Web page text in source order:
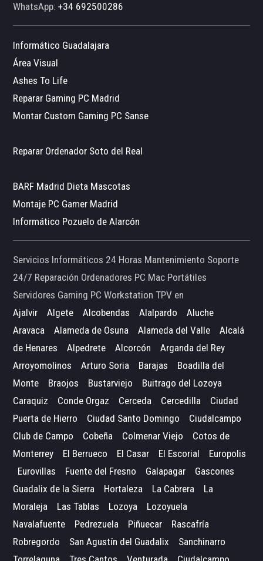
WhatsApp:+34 692500286
Informático Guadalajara
Área Visual
Ashes To Life
Reparar Gaming PC Madrid
Montar Custom Gaming PC Sanse
Reparar Ordenador Soto del Real
BARF Madrid Dieta Mascotas
Montaje PC Gamer Madrid
Informático Pozuelo de Alarcón
Servicios Informáticos 24 Horas Mantenimiento Soporte
24/7 Reparación Ordenadores PC Mac Portátiles
Servidores Gaming PC Workstation TPV en
Ajalvir
Algete Alcobendas Alalpardo
Aluche
Aravaca
Alameda de Osuna Alameda del Valle
Alcalá
de Henares
Alpedrete Alcorcón
Arganda del Rey
Arroyomolinos
Arturo Soria Barajas
Boadilla del
Monte
Braojos Bustarviejo
Buitrago del Lozoya
Caraquiz
Conde Orgaz Cerceda Cercedilla
Ciudad
Puerta de Hierro
Ciudad Santo Domingo
Ciudalcampo
Club de Campo
Cobeña Colmenar Viejo
Cotos de
Monterrey
El Berrueco El Casar El Escorial
Europolis
Eurovillas
Fuente del Fresno Galapagar
Gascones
Guadalix de la Sierra
Hortaleza La Cabrera
La
Moraleja
Las Tablas Lozoya
Lozoyuela
Navalafuente
Pedrezuela Piñuecar
Rascafría
Robregordo
San Agustín del Guadalix
Sanchinarro